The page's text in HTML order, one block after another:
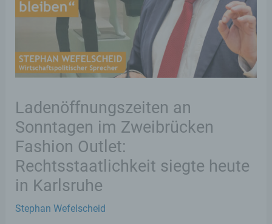
Ladenöffnungszeiten an
Sonntagen im Zweibrücken
Fashion Outlet:
Rechtsstaatlichkeit siegte heute
in Karlsruhe
Stephan Wefelscheid